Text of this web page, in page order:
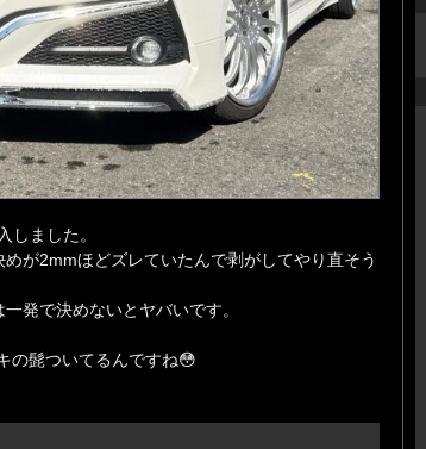
しました。
が2mmほどズレていたんで剥がしてやり直そう
発で決めないとヤバいです。
の髭ついてるんですね😳